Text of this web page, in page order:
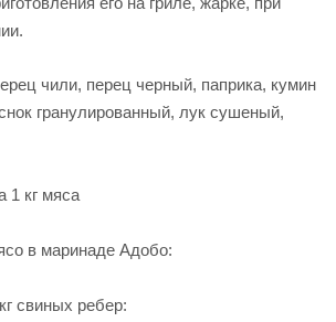
чили, перец черный, паприка, кумин
гранулированный, лук сушеный,
1 кг мяса
в маринаде Адобо:
свиных ребер: